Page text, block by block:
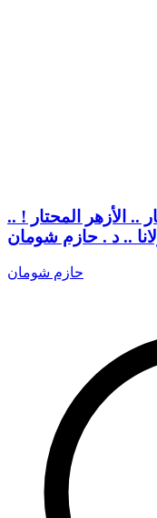
.. الأزهر المحتار ! ..
حازم شومان